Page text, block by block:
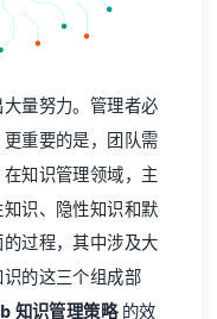
量努力。管理者必
重要的是，团队需
知识管理领域，主
识、隐性知识和默
过程，其中涉及大
的这三个组成部
知识管理策略的效